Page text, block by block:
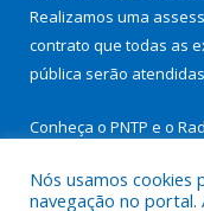
Realizamos uma
contrato que todas as
pública serão
Conheça o PNTP e o
Nós usamos cookies
navegação no